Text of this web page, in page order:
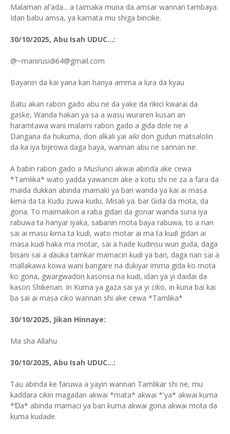
Malaman al'ada... a taimaka muna da amsar wannan tambaya.
Idan babu amsa, ya kamata mu shiga bincike.
30/10/2025, Abu Isah UDUC...:
@⁨~manirusidi64@gmail.com⁩
Bayanin da kai yana kan hanya amma a lura da kyau
Batu akan rabon gado abu ne da yake da rikici kwarai da
gaske, Wanda hakan ya sa a wasu wuraren kusan an
haramtawa wani malami rabon gado a gida dole ne a
Dangana da hukuma, don alƙali yai aiki don gudun matsalolin
da ka iya bijirowa daga baya, wannan abu ne sannan ne.
A babin rabon gado a Muslunci akwai abinda ake cewa
*Tamlika* wato yadda yawancin ake a kotu shi ne za a fara da
maida dukkan abinda mamaki ya bari wanda ya kai ai masa
ƙima da ta Kudu zuwa kudu, Misali ya. bar Gida da mota, da
gona. To maimaikon a raba gidan da gonar wanda suna iya
rabuwa ta hanyar iyaka, saɓanin mota baya rabuwa, to a nan
sai ai masu ƙima ta kuɗi, wato motar ai ma ta kuɗi gidan ai
masa kuɗi haka ma motar, sai a hade kudinsu wuri guda, daga
bisani sai a ɗauka tamkar mamacin kuɗi ya bari, daga nan sai a
mallakawa kowa wani ɓangare na dukiyar imma gida ko mota
ko gona, gwargwadon kasonsa na kuɗi, idan ya yi daidai da
kason Shikenan. In Kuma ya gaza sai ya yi ciko, in kuna bai kai
ba sai ai masa ciko wannan shi ake cewa *Tamlika*
30/10/2025, Jikan Hinnaye:
Ma sha Allahu
30/10/2025, Abu Isah UDUC...:
Tau abinda ke faruwa a yayin wannan Tamlikar shi ne, mu
kaddara cikin magadan akwai *mata* akwai *'ya* akwai kuma
*Ɗa* abinda mamaci ya bari kuma akwai gona akwai mota da
kuma kuɗaɗe.